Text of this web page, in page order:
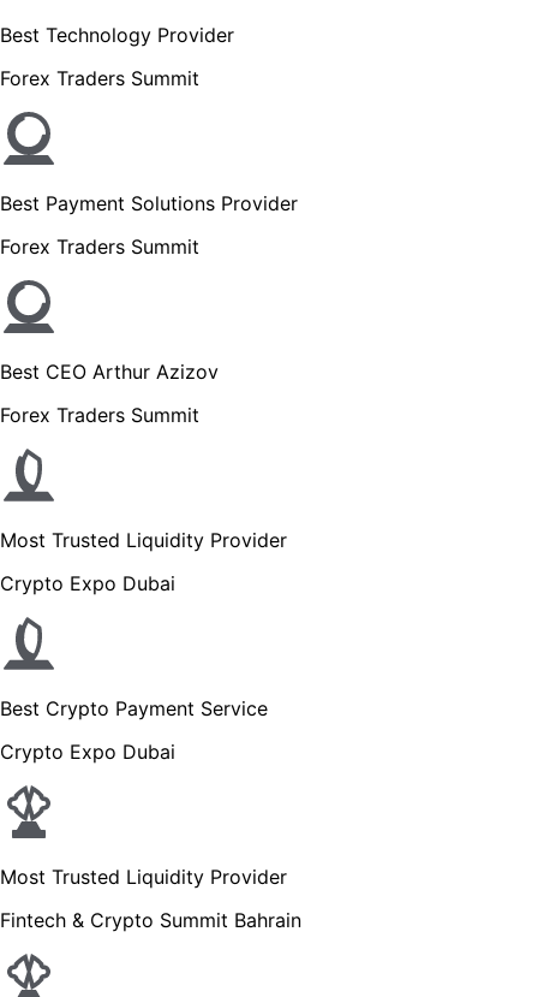
Best Technology Provider
Forex Traders Summit
Best Payment Solutions Provider
Forex Traders Summit
Best CEO Arthur Azizov
Forex Traders Summit
Most Trusted Liquidity Provider
Crypto Expo Dubai
Best Crypto Payment Service
Crypto Expo Dubai
Most Trusted Liquidity Provider
Fintech & Crypto Summit Bahrain